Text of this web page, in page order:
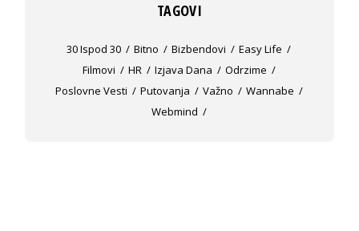
TAGOVI
30 Ispod 30 Bitno Bizbendovi
Easy Life
Filmovi
HR Izjava Dana
Odrzime
Poslovne Vesti
Putovanja Važno
Wannabe
Webmind